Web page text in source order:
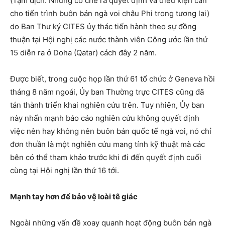
cho tiến trình buôn bán ngà voi châu Phi trong tương lai)
do Ban Thư ký CITES ủy thác tiến hành theo sự đồng
thuận tại Hội nghị các nước thành viên Công ước lần thứ
15 diễn ra ở Doha (Qatar) cách đây 2 năm.
Được biết, trong cuộc họp lần thứ 61 tổ chức ở Geneva hồi
tháng 8 năm ngoái, Ủy ban Thường trực CITES cũng đã
tán thành triển khai nghiên cứu trên. Tuy nhiên, Ủy ban
này nhấn mạnh báo cáo nghiên cứu không quyết định
việc nên hay không nên buôn bán quốc tế ngà voi, nó chỉ
đơn thuần là một nghiên cứu mang tính kỹ thuật mà các
bên có thể tham khảo trước khi đi đến quyết định cuối
cùng tại Hội nghị lần thứ 16 tới.
Mạnh tay hơn để bảo vệ loài tê giác
Ngoài những vấn đề xoay quanh hoạt động buôn bán ngà